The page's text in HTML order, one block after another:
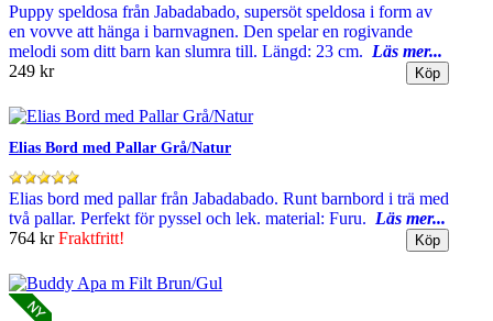
Puppy speldosa från Jabadabado, supersöt speldosa i form av
en vovve att hänga i barnvagnen. Den spelar en rogivande
melodi som ditt barn kan slumra till. Längd: 23 cm. Läs mer...
249 kr
Elias Bord med Pallar Grå/Natur
Elias bord med pallar från Jabadabado. Runt barnbord i trä med
två pallar. Perfekt för pyssel och lek. material: Furu. Läs mer...
764 krFraktfritt!